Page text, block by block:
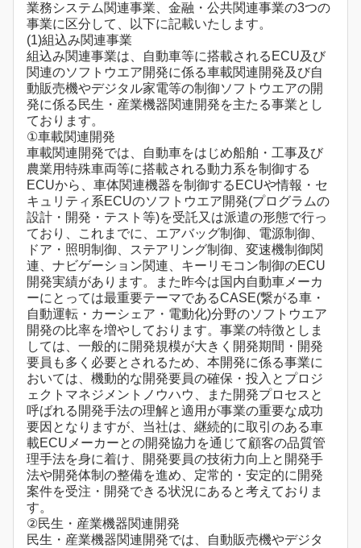
業務システム関連事業、金融・公共関連事業の3つの
事業に区分して、以下に記載いたします。
(1)組込み関連事業
組込み関連事業は、自動車等に搭載されるECU及び
関連のソフトウエア開発に係る車載関連開発及び自
動販売機やデジタル家電等の制御ソフトウエアの開
発に係る民生・産業機器関連開発を主たる事業とし
ております。
①車載関連開発
車載関連開発では、自動車をはじめ船舶・工事及び
農業用特殊車両等に搭載される動力系を制御する
ECUから、車体関連機器を制御するECUや情報・セ
キュリティ系ECUのソフトウエア開発(プログラムの
設計・開発・テスト等)を受託又は派遣の形態で行っ
ており、これまでに、エアバッグ制御、電源制御、
ドア・照明制御、ステアリング制御、変速機制御関
連、ナビゲーション関連、キーリモコン制御のECU
開発実績があります。また昨今は国内自動車メーカ
ーにとっては最重要テーマであるCASE(繋がる車・
自動運転・カーシェア・電動化)分野のソフトウエア
開発の比率を増やしております。事業の特徴としま
しては、一般的に開発規模が大きく開発期間・開発
要員も多く必要とされるため、本開発に係る事業に
おいては、機動的な開発要員の確保・投入とプロジ
ェクトマネジメントノウハウ、また開発プロセスと
呼ばれる開発手法の理解と適用が事業の重要な成功
要因となりますが、当社は、継続的に取引のある車
載ECUメーカーとの開発協力を通じて顧客の品質管
理手法を身に着け、開発要員の技術力向上と開発手
法や開発体制の整備を進め、定常的・安定的に開発
案件を受注・開発できる状況にあると考えておりま
す。
②民生・産業機器関連開発
民生・産業機器関連開発では、自動販売機やデジタ